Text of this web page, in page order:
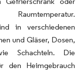
in verschiedenen
und Gläser, Dosen,
Schachteln. Die
den Heimgebrauch